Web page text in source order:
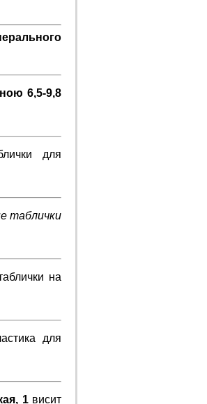
6,5-9,8
для
таблички
на
для
1висит